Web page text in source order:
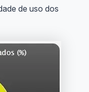
de uso dos